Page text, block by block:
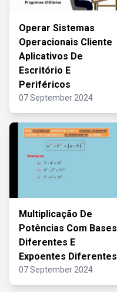
Operar Sistemas
Operacionais Cliente
Aplicativos De
Escritório E
Periféricos
07 September 2024
Multiplicação De
Potências Com Bases
Diferentes E
Expoentes Diferentes
07 September 2024